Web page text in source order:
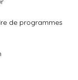
de programmes